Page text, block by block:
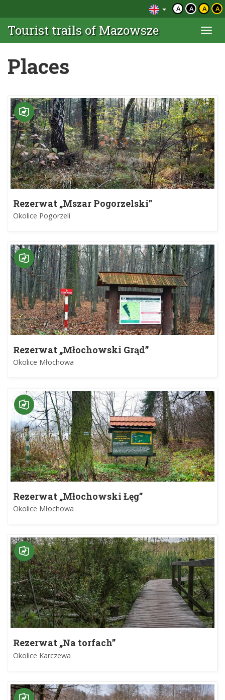
A A A A
Tourist trails of Mazowsze
Places
Rezerwat „Mszar Pogorzelski”
Okolice Pogorzeli
Rezerwat „Młochowski Grąd”
Okolice Młochowa
Rezerwat „Młochowski Łęg”
Okolice Młochowa
Rezerwat „Na torfach”
Okolice Karczewa